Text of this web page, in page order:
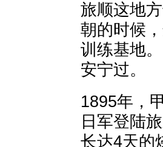
旅顺这地
朝的时候
训练基地
安宁过。
1895年，
日军登陆
长达4天的